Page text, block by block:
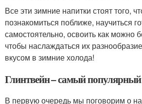
Все эти зимние напитки стоят того,
познакомиться поближе, научиться
самостоятельно, освоить как можно
чтобы наслаждаться их
вкусом в зимние холода!
Глинтвейн – самый
В первую очередь мы поговорим о